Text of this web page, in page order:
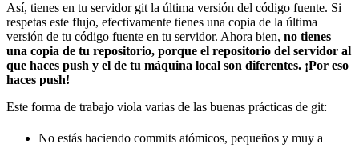
Así, tienes en tu servidor git la última versión del código fuente. Si
respetas este flujo, efectivamente tienes una copia de la última
versión de tu código fuente en tu servidor. Ahora bien, no tienes
una copia de tu repositorio, porque el repositorio del servidor al
que haces push y el de tu máquina local son diferentes. ¡Por eso
haces push!
Este forma de trabajo viola varias de las buenas prácticas de git:
No estás haciendo commits atómicos, pequeños y muy a